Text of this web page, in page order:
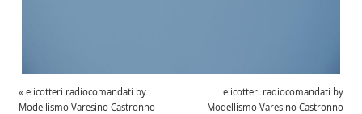
« elicotteri radiocomandati by
Modellismo Varesino Castronno
elicotteri radiocomandati by
Modellismo Varesino Castronno